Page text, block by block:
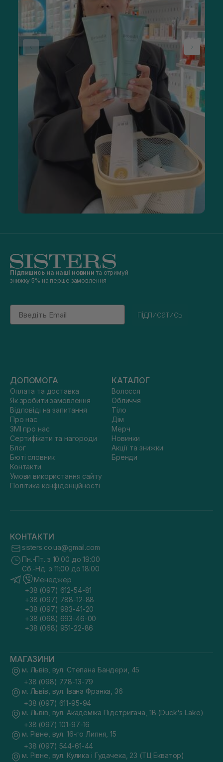
Підпишись на наші новини та отримуй
знижку 5% на перше замовлення
Email
підписатись
ДОПОМОГА
Оплата та доставка
Як зробити замовлення
Відповіді на запитання
Про нас
ЗМІ про нас
Сертифікати та нагороди
Блог
Бюті словник
Контакти
Умови використання сайту
Політика конфіденційності
КАТАЛОГ
Волосся
Обличчя
Тіло
Дім
Мерч
Новинки
Акції та знижки
Бренди
КОНТАКТИ
sisters.co.ua@gmail.com
Пн.-Пт. з 10:00 до 19:00
Сб.-Нд. з 11:00 до 18:00
Менеджер
+38 (097) 612-54-81
+38 (097) 788-12-88
+38 (097) 983-41-20
+38 (068) 693-46-00
+38 (068) 951-22-86
МАГАЗИНИ
м. Львів, вул. Степана Бандери, 45
+38 (098) 778-13-79
м. Львів, вул. Івана Франка, 36
+38 (097) 611-95-94
м. Львів, вул. Академіка Підстригача, 1В (Duck's Lake)
+38 (097) 101-97-16
м. Рівне, вул. 16-го Липня, 15
+38 (097) 544-61-44
м. Рівне, вул. Кулика і Гудачека, 23 (ТЦ Екватор)